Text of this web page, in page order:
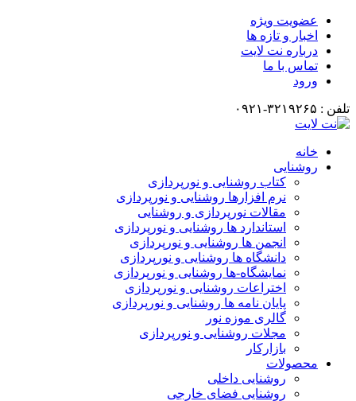
عضویت ویژه
اخبار و تازه ها
درباره نت لایت
تماس با ما
ورود
تلفن : ۳۲۱۹۲۶۵-۰۹۲۱
خانه
روشنایی
کتاب روشنایی و نورپردازی
نرم افزارها روشنایی و نورپردازی
مقالات نورپردازی و روشنایی
استاندارد ها روشنایی و نورپردازی
انجمن ها روشنایی و نورپردازی
دانشگاه ها روشنایی و نورپردازی
نمایشگاه-ها روشنایی و نورپردازی
اختراعات روشنایی و نورپردازی
پایان نامه ها روشنایی و نورپردازی
گالری موزه نور
مجلات روشنایی و نورپردازی
بازارکار
محصولات
روشنایی داخلی
روشنایی فضای خارجی